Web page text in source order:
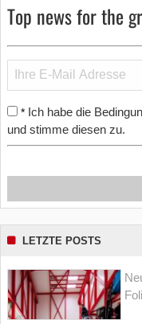
Top news for the
* Ich habe die
und stimme diesen zu.
LETZTE POSTS